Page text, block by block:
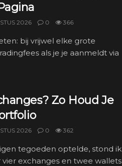
2026 0 366
bij vrijwel elke grote
als je je aanmeldt via
Zo Houd Je
2026 0 362
tegoeden optelde, stond ik
exchanges en twee wallets